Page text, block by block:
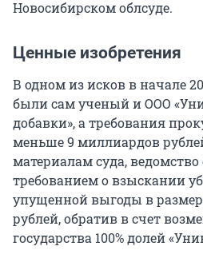
Новосибирском облсуде.
Ценные изобретения
В одном из исков в начале
были сам ученый и ООО
добавки», а требования
меньше 9 миллиардов
материалам суда, ведомство
требованием о взыскании
упущенной выгоды в
рублей, обратив в счет
государства 100% долей